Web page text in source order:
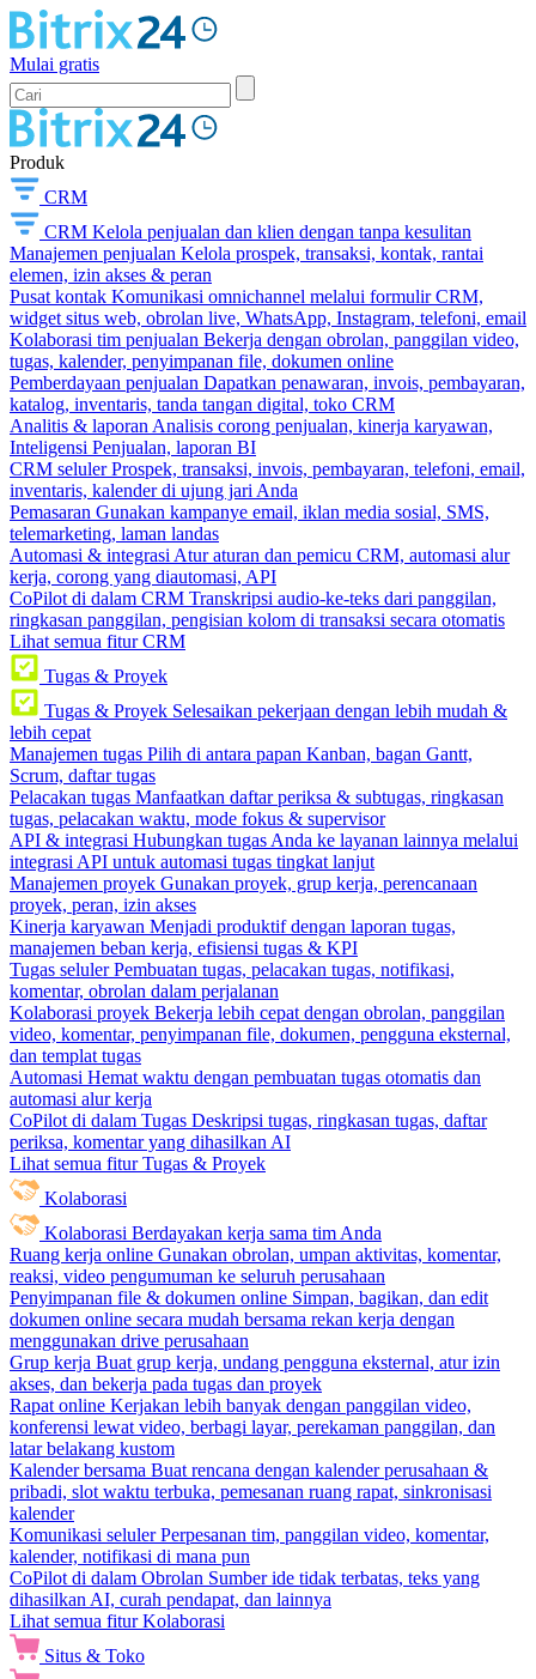
Mulai gratis
Produk
CRM
CRM Kelola penjualan dan klien dengan tanpa kesulitan
Manajemen penjualan Kelola prospek, transaksi, kontak, rantai
elemen, izin akses & peran
Pusat kontak Komunikasi omnichannel melalui formulir CRM,
widget situs web, obrolan live, WhatsApp, Instagram, telefoni, email
Kolaborasi tim penjualan Bekerja dengan obrolan, panggilan video,
tugas, kalender, penyimpanan file, dokumen online
Pemberdayaan penjualan Dapatkan penawaran, invois, pembayaran,
katalog, inventaris, tanda tangan digital, toko CRM
Analitis & laporan Analisis corong penjualan, kinerja karyawan,
Inteligensi Penjualan, laporan BI
CRM seluler Prospek, transaksi, invois, pembayaran, telefoni, email,
inventaris, kalender di ujung jari Anda
Pemasaran Gunakan kampanye email, iklan media sosial, SMS,
telemarketing, laman landas
Automasi & integrasi Atur aturan dan pemicu CRM, automasi alur
kerja, corong yang diautomasi, API
CoPilot di dalam CRM Transkripsi audio-ke-teks dari panggilan,
ringkasan panggilan, pengisian kolom di transaksi secara otomatis
Lihat semua fitur CRM
Tugas & Proyek
Tugas & Proyek Selesaikan pekerjaan dengan lebih mudah &
lebih cepat
Manajemen tugas Pilih di antara papan Kanban, bagan Gantt,
Scrum, daftar tugas
Pelacakan tugas Manfaatkan daftar periksa & subtugas, ringkasan
tugas, pelacakan waktu, mode fokus & supervisor
API & integrasi Hubungkan tugas Anda ke layanan lainnya melalui
integrasi API untuk automasi tugas tingkat lanjut
Manajemen proyek Gunakan proyek, grup kerja, perencanaan
proyek, peran, izin akses
Kinerja karyawan Menjadi produktif dengan laporan tugas,
manajemen beban kerja, efisiensi tugas & KPI
Tugas seluler Pembuatan tugas, pelacakan tugas, notifikasi,
komentar, obrolan dalam perjalanan
Kolaborasi proyek Bekerja lebih cepat dengan obrolan, panggilan
video, komentar, penyimpanan file, dokumen, pengguna eksternal,
dan templat tugas
Automasi Hemat waktu dengan pembuatan tugas otomatis dan
automasi alur kerja
CoPilot di dalam Tugas Deskripsi tugas, ringkasan tugas, daftar
periksa, komentar yang dihasilkan AI
Lihat semua fitur Tugas & Proyek
Kolaborasi
Kolaborasi Berdayakan kerja sama tim Anda
Ruang kerja online Gunakan obrolan, umpan aktivitas, komentar,
reaksi, video pengumuman ke seluruh perusahaan
Penyimpanan file & dokumen online Simpan, bagikan, dan edit
dokumen online secara mudah bersama rekan kerja dengan
menggunakan drive perusahaan
Grup kerja Buat grup kerja, undang pengguna eksternal, atur izin
akses, dan bekerja pada tugas dan proyek
Rapat online Kerjakan lebih banyak dengan panggilan video,
konferensi lewat video, berbagi layar, perekaman panggilan, dan
latar belakang kustom
Kalender bersama Buat rencana dengan kalender perusahaan &
pribadi, slot waktu terbuka, pemesanan ruang rapat, sinkronisasi
kalender
Komunikasi seluler Perpesanan tim, panggilan video, komentar,
kalender, notifikasi di mana pun
CoPilot di dalam Obrolan Sumber ide tidak terbatas, teks yang
dihasilkan AI, curah pendapat, dan lainnya
Lihat semua fitur Kolaborasi
Situs & Toko